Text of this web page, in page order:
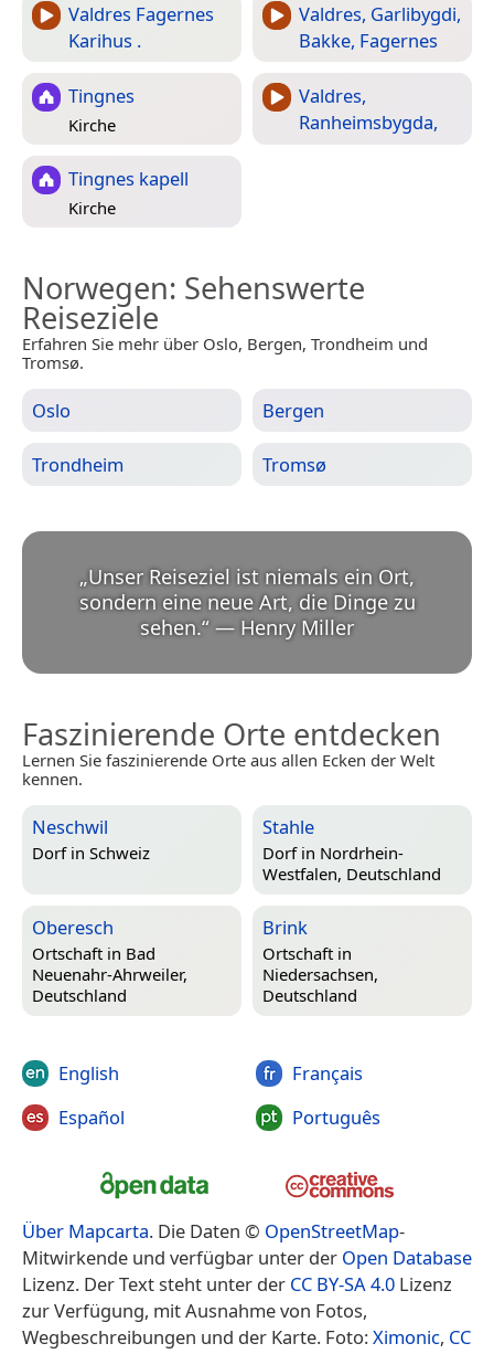
Valdres Fagernes
Karihus .
Valdres, Garlibygdi,
Bakke, Fagernes
Tingnes
Kirche
Valdres,
Ranheimsbygda,
Tingnes kapell
Kirche
Norwegen: Sehenswerte
Reiseziele
Erfahren Sie mehr über Oslo, Bergen, Trondheim und
Tromsø.
Oslo Bergen
Trondheim Tromsø
„Unser Reiseziel ist niemals ein Ort,
sondern eine neue Art, die Dinge zu
sehen.“ — Henry Miller
Faszinierende Orte entdecken
Lernen Sie faszinierende Orte aus allen Ecken der Welt
kennen.
Neschwil
Dorf in Schweiz
Stahle
Dorf in Nordrhein-
Westfalen, Deutschland
Oberesch
Ortschaft in Bad
Neuenahr-Ahrweiler,
Deutschland
Brink
Ortschaft in
Niedersachsen,
Deutschland
English
Español
Français
Português
Über Mapcarta. Die Daten © OpenStreetMap-
Mitwirkende und verfügbar unter der Open Database
Lizenz. Der Text steht unter der CC BY-SA 4.0 Lizenz
zur Verfügung, mit Ausnahme von Fotos,
Wegbeschreibungen und der Karte. Foto:Ximonic, CC